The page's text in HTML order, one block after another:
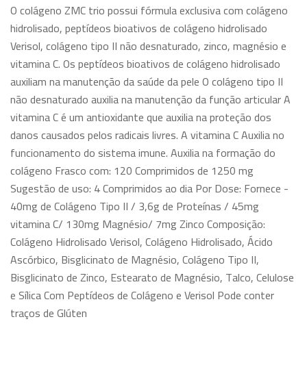
O colágeno ZMC trio possui fórmula exclusiva com colágeno
hidrolisado, peptídeos bioativos de colágeno hidrolisado
Verisol, colágeno tipo II não desnaturado, zinco, magnésio e
vitamina C. Os peptídeos bioativos de colágeno hidrolisado
auxiliam na manutenção da saúde da pele O colágeno tipo II
não desnaturado auxilia na manutenção da função articular A
vitamina C é um antioxidante que auxilia na proteção dos
danos causados pelos radicais livres. A vitamina C Auxilia no
funcionamento do sistema imune. Auxilia na formação do
colágeno Frasco com: 120 Comprimidos de 1250 mg
Sugestão de uso: 4 Comprimidos ao dia Por Dose: Fornece -
40mg de Colágeno Tipo II / 3,6g de Proteínas / 45mg
vitamina C/ 130mg Magnésio/ 7mg Zinco Composição:
Colágeno Hidrolisado Verisol, Colágeno Hidrolisado, Ácido
Ascórbico, Bisglicinato de Magnésio, Colágeno Tipo II,
Bisglicinato de Zinco, Estearato de Magnésio, Talco, Celulose
e Sílica Com Peptídeos de Colágeno e Verisol Pode conter
traços de Glúten